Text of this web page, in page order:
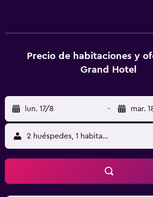
web gracias a nuestro acceso a Internet
ofrece televisión por satélite. Se ofrece
abajo en las instalaciones o cerca del
posible que se aplique un recargo).
Precio de habitaciones y
Grand Hotel
lun. 17/8 - mar.
2 huéspedes, 1 habitación